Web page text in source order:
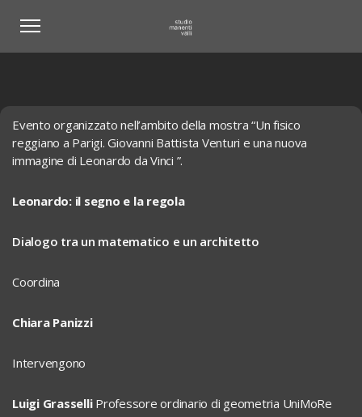
Evento organizzato nell’ambito della mostra “Un fisico
reggiano a Parigi. Giovanni Battista Venturi e una nuova
immagine di Leonardo da Vinci ”.
Leonardo: il segno e la regola
Dialogo tra un matematico e un architetto
Coordina
Chiara Panizzi
Intervengono
Luigi Grasselli Professore ordinario di geometria UniMoRe